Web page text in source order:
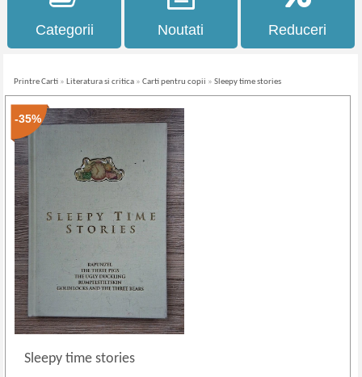
Categorii Noutati Reduceri
Printre Carti » Literatura si critica »Carti pentru copii »Sleepy time stories
-35%
Sleepy time stories